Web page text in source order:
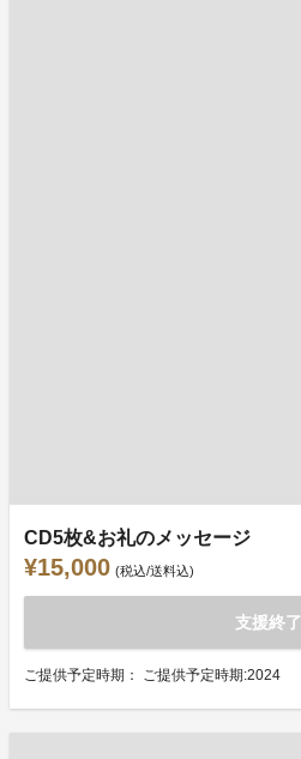
CD5枚&お礼のメッセージ
¥15,000 (税込/送料込)
支援終了
ご提供予定時期： ご提供予定時期:2024